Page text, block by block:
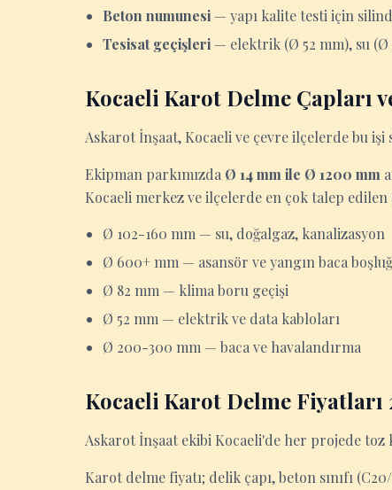
Beton numunesi — yapı kalite testi için
Tesisat geçişleri — elektrik (Ø 52 mm), su (Ø
Kocaeli Karot Delme Çapları
Askarot İnşaat, Kocaeli ve çevre ilçelerde bu
Ekipman parkımızda Ø 14 mm ile Ø 1200 mm
Kocaeli merkez ve ilçelerde en çok talep edilen
Ø 102-160 mm — su, doğalgaz, kanalizasyon
Ø 600+ mm — asansör ve yangın baca
Ø 82 mm — klima boru geçişi
Ø 52 mm — elektrik ve data kabloları
Ø 200-300 mm — baca ve havalandırma
Kocaeli Karot Delme Fiyatları
Askarot İnşaat ekibi Kocaeli'de her projede
Karot delme fiyatı; delik çapı, beton sınıfı